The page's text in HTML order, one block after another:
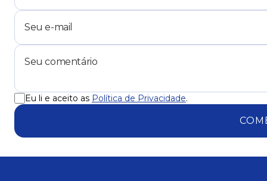
Eu li e aceito as Política de Privacidade.